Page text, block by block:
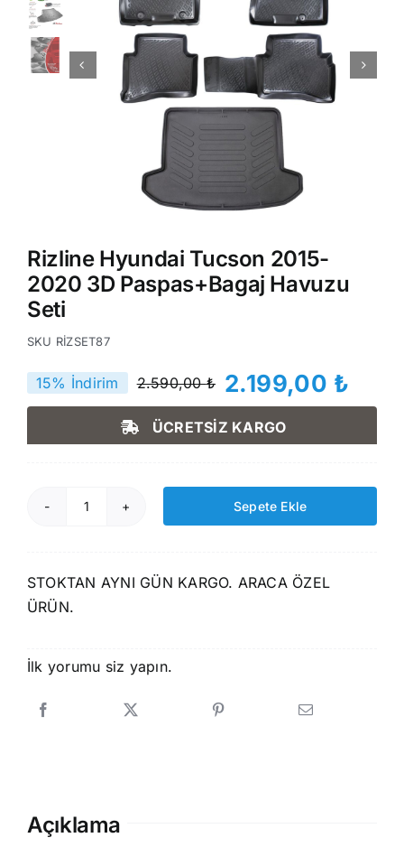
Rizline Hyundai Tucson 2015-
2020 3D Paspas+Bagaj Havuzu
Seti
SKU RİZSET87
2.590,00₺
Orijinal
fiyat:
2.590,00 ₺.
2.199,00 ₺
Şu
andaki
fiyat:
2.199,00 ₺.
15% İndirim
ÜCRETSİZ KARGO
Rizline
2015-
Paspas+Bagaj
Sepete Ekle
STOKTAN AYNI GÜN KARGO. ARACA ÖZEL
ÜRÜN.
İlk yorumu siz yapın.
Açıklama